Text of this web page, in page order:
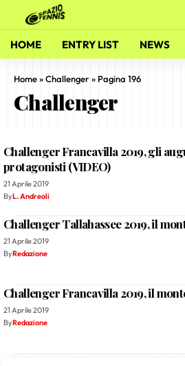
HOME ENTRY LIST NEWS
Home»Challenger» Pagina 196
Challenger
Challenger Francavilla 2019, gli
protagonisti (VIDEO)
21 Aprile 2019
ByL. Andreoli
Challenger Tallahassee 2019, il
21 Aprile 2019
ByRedazione
Challenger Francavilla 2019, il
21 Aprile 2019
ByRedazione
Challenger Tallahassee 2019, il